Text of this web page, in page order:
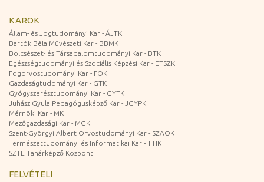
KAROK
Állam- és Jogtudományi Kar - ÁJTK
Bartók Béla Művészeti Kar - BBMK
Bölcsészet- és Társadalomtudományi Kar - BTK
Egészségtudományi és Szociális Képzési Kar - ETSZK
Fogorvostudományi Kar - FOK
Gazdaságtudományi Kar - GTK
Gyógyszerésztudományi Kar - GYTK
Juhász Gyula Pedagógusképző Kar - JGYPK
Mérnöki Kar - MK
Mezőgazdasági Kar - MGK
Szent-Györgyi Albert Orvostudományi Kar - SZAOK
Természettudományi és Informatikai Kar - TTIK
SZTE Tanárképző Központ
FELVÉTELI